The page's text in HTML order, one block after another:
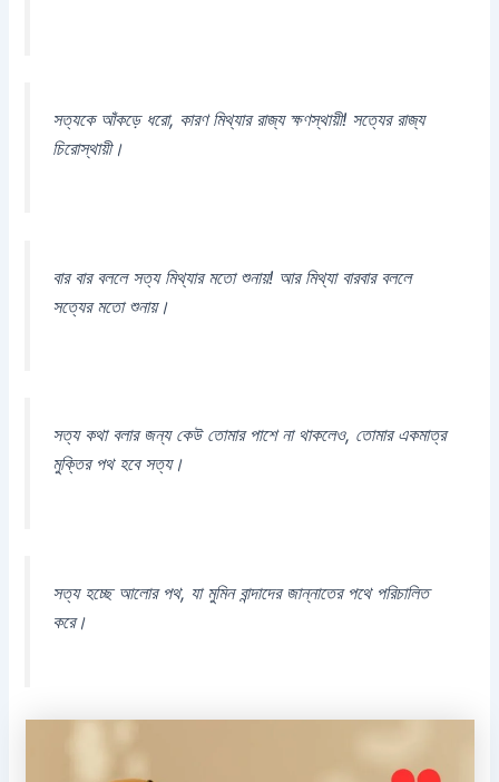
সত্যকে আঁকড়ে ধরো, কারণ মিথ্যার রাজ্য ক্ষণস্থায়ী! সত্যের রাজ্য
চিরোস্থায়ী।
বার বার বললে সত্য মিথ্যার মতো শুনায়! আর মিথ্যা বারবার বললে
সত্যের মতো শুনায়।
সত্য কথা বলার জন্য কেউ তোমার পাশে না থাকলেও, তোমার একমাত্র
মুক্তির পথ হবে সত্য।
সত্য হচ্ছে আলোর পথ, যা মুমিন বান্দাদের জান্নাতের পথে পরিচালিত
করে।